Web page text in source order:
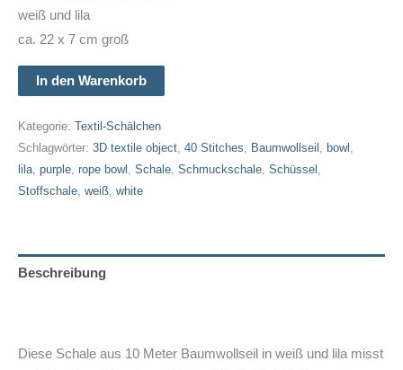
weiß und lila
ca. 22 x 7 cm groß
Schale
-
groß
-
aus
Baumwollseil
Menge
In den Warenkorb
Kategorie: Textil-Schälchen
Schlagwörter: 3D textile object 40 Stitches Baumwollseil bowl
lila purple rope bowl Schale Schmuckschale Schüssel
Stoffschale weiß white
Beschreibung
Diese Schale aus 10 Meter Baumwollseil in weiß und lila misst